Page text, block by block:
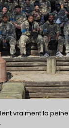
vraiment la